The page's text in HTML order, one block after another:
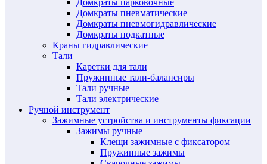
Домкраты пневматические
Домкраты пневмогидравлические
Домкраты подкатные
Краны гидравлические
Тали
Каретки для тали
Пружинные тали-балансиры
Тали ручные
Тали электрические
Ручной инструмент
Зажимные устройства и инструменты фиксации
Зажимы ручные
Клещи зажимные с фиксатором
Пружинные зажимы